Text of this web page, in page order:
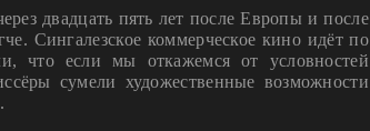
двадцать пять лет после Европы и после
Сингалезское коммерческое кино идёт по
что если мы откажемся от условностей
сумели художественные возможности